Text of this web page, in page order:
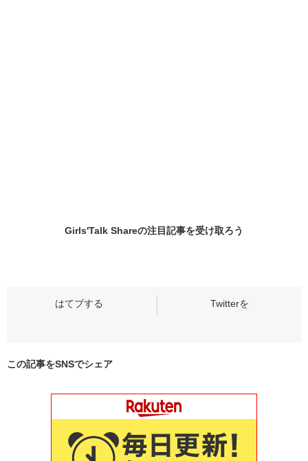
Girls'Talk Shareの注目記事を受け取ろう
この記事をSNSでシェア